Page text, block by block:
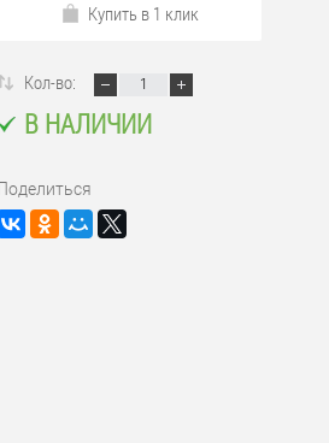
Купить в 1 клик
Кол-во:
В НАЛИЧИИ
Поделиться